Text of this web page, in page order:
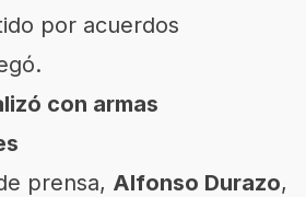
por acuerdos
con armas
prensa, Alfonso Durazo,